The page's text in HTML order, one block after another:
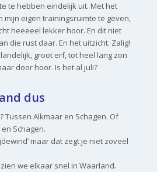
te hebben eindelijk uit. Met het
mijn eigen trainingsruimte te geven,
heeeeel lekker hoor. En dit niet
die rust daar. En het uitzicht. Zalig!
groot erf, tot heel lang zon
door hoor. Is het al juli?
dus
Tussen Alkmaar en Schagen. Of
Schagen.
maar dat zegt je niet zoveel
we elkaar snel in Waarland.